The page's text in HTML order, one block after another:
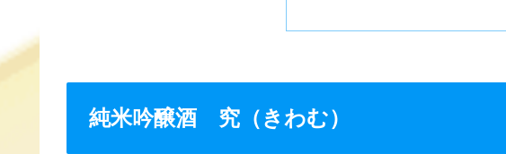
純米吟醸酒 究（きわむ）